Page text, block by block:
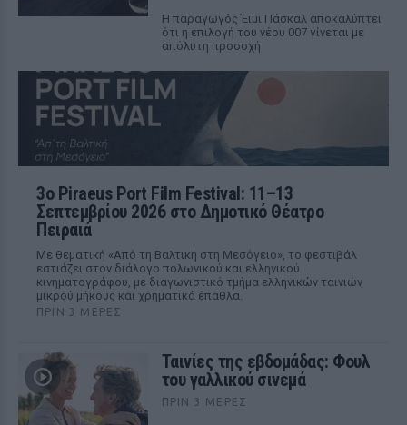
Η παραγωγός Έιμι Πάσκαλ αποκαλύπτει
ότι η επιλογή του νέου 007 γίνεται με
απόλυτη προσοχή
3ο Piraeus Port Film Festival: 11–13
Σεπτεμβρίου 2026 στο Δημοτικό Θέατρο
Πειραιά
Με θεματική «Από τη Βαλτική στη Μεσόγειο», το φεστιβάλ
εστιάζει στον διάλογο πολωνικού και ελληνικού
κινηματογράφου, με διαγωνιστικό τμήμα ελληνικών ταινιών
μικρού μήκους και χρηματικά έπαθλα.
ΠΡΙΝ 3 ΜΈΡΕΣ
Ταινίες της εβδομάδας: Φουλ
του γαλλικού σινεμά
ΠΡΙΝ 3 ΜΈΡΕΣ